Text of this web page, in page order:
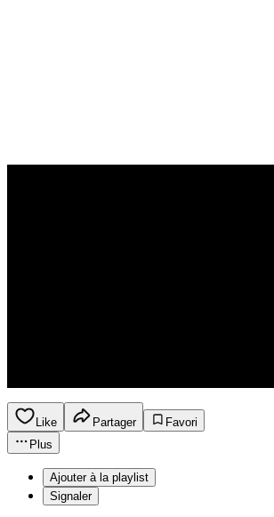
Like Partager
Favori
Plus
Ajouter à la playlist
Signaler